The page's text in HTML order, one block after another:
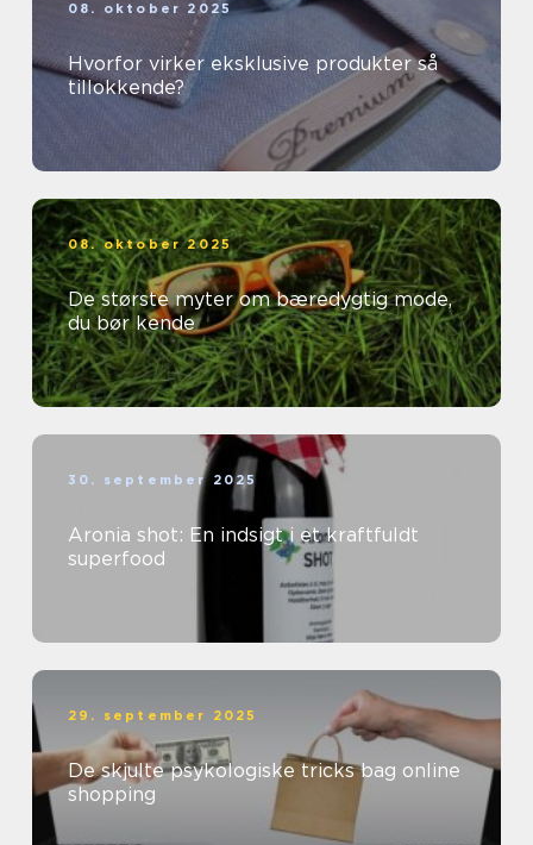
08. oktober 2025
Hvorfor virker eksklusive produkter så
tillokkende?
08. oktober 2025
De største myter om bæredygtig mode,
du bør kende
30. september 2025
Aronia shot: En indsigt i et kraftfuldt
superfood
29. september 2025
De skjulte psykologiske tricks bag online
shopping